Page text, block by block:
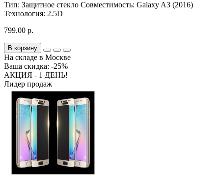
Тип: Защитное стекло Совместимость: Galaxy A3 (2016)
Технология: 2.5D
799.00 р.
В корзину
На складе в Москве
Ваша скидка: -25%
АКЦИЯ - 1 ДЕНЬ!
Лидер продаж